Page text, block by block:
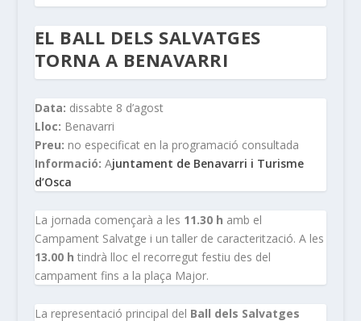
EL BALL DELS SALVATGES
TORNA A BENAVARRI
Data: dissabte 8 d’agost
Lloc: Benavarri
Preu: no especificat en la programació consultada
Informació: Ajuntament de Benavarri i Turisme
d’Osca
La jornada començarà a les 11.30 h amb el
Campament Salvatge i un taller de caracterització. A les
13.00 h tindrà lloc el recorregut festiu des del
campament fins a la plaça Major.
La representació principal del Ball dels Salvatges